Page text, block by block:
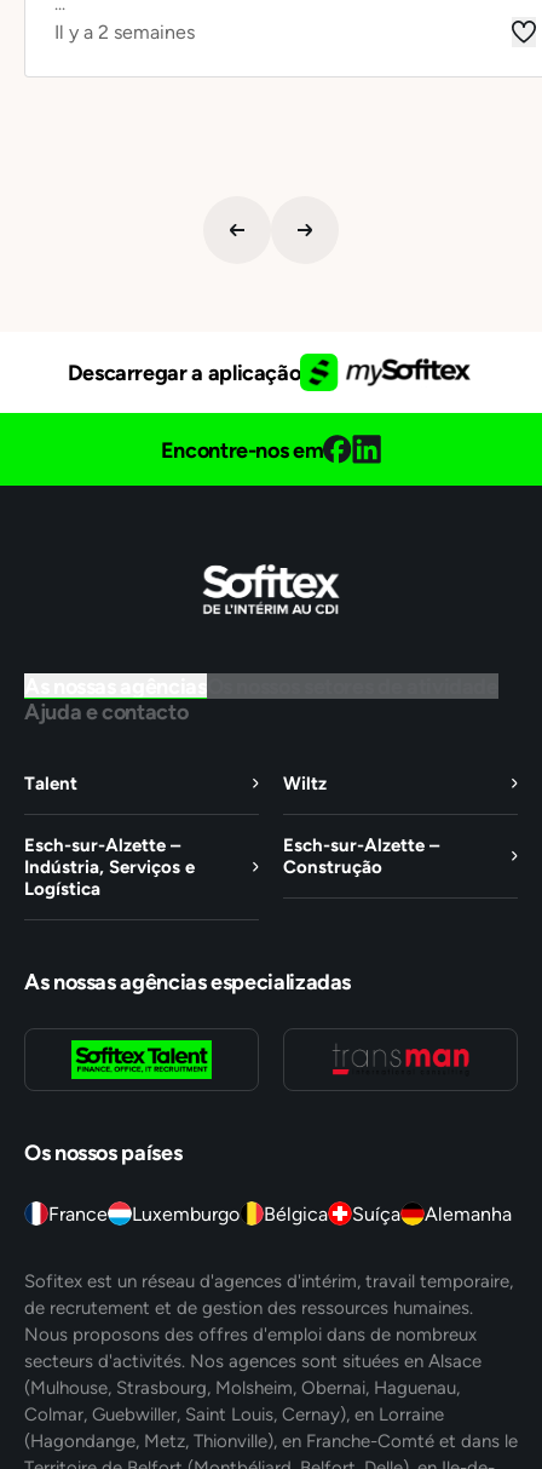
Il y a 2 semaines
Descarregar a aplicação
Encontre-nos em
Ajuda e contacto
Talent Wiltz
Esch-sur-Alzette –
Indústria, Serviços e
Logística
Esch-sur-Alzette –
Construção
As nossas agências especializadas
Os nossos países
France Luxemburgo Bélgica Suíça Alemanha
Sofitex est un réseau d'agences d'intérim, travail temporaire,
de recrutement et de gestion des ressources humaines.
Nous proposons des offres d'emploi dans de nombreux
secteurs d'activités. Nos agences sont situées en Alsace
(Mulhouse, Strasbourg, Molsheim, Obernai, Haguenau,
Colmar, Guebwiller, Saint Louis, Cernay), en Lorraine
(Hagondange, Metz, Thionville), en Franche-Comté et dans le